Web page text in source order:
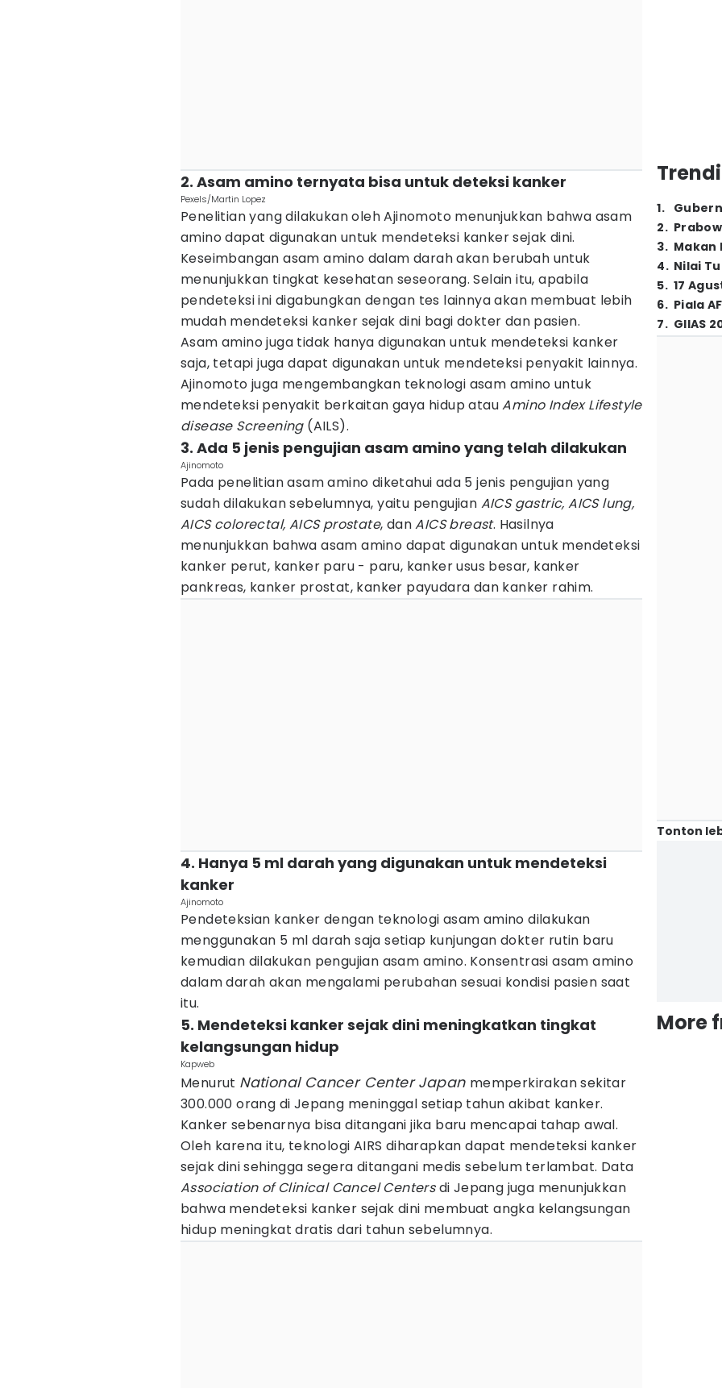
2. Asam amino ternyata bisa untuk deteksi kanker
Pexels/Martin Lopez
Penelitian yang dilakukan oleh Ajinomoto menunjukkan bahwa asam
amino dapat digunakan untuk mendeteksi kanker sejak dini.
Keseimbangan asam amino dalam darah akan berubah untuk
menunjukkan tingkat kesehatan seseorang. Selain itu, apabila
pendeteksi ini digabungkan dengan tes lainnya akan membuat lebih
mudah mendeteksi kanker sejak dini bagi dokter dan pasien.
Asam amino juga tidak hanya digunakan untuk mendeteksi kanker
saja, tetapi juga dapat digunakan untuk mendeteksi penyakit lainnya.
Ajinomoto juga mengembangkan teknologi asam amino untuk
mendeteksi penyakit berkaitan gaya hidup atauAmino Index Lifestyle
disease Screening(AILS).
3. Ada 5 jenis pengujian asam amino yang telah dilakukan
Ajinomoto
Pada penelitian asam amino diketahui ada 5 jenis pengujian yang
sudah dilakukan sebelumnya, yaitu pengujian AICS gastric, AICS lung,
AICS colorectal, AICS prostate, danAICS breast. Hasilnya
menunjukkan bahwa asam amino dapat digunakan untuk mendeteksi
kanker perut, kanker paru - paru, kanker usus besar, kanker
pankreas, kanker prostat, kanker payudara dan kanker rahim.
4. Hanya 5 ml darah yang digunakan untuk mendeteksi
kanker
Ajinomoto
Pendeteksian kanker dengan teknologi asam amino dilakukan
menggunakan 5 ml darah saja setiap kunjungan dokter rutin baru
kemudian dilakukan pengujian asam amino. Konsentrasi asam amino
dalam darah akan mengalami perubahan sesuai kondisi pasien saat
itu.
5. Mendeteksi kanker sejak dini meningkatkan tingkat
kelangsungan hidup
Kapweb
Menurut National Cancer Center Japan memperkirakan sekitar
300.000 orang di Jepang meninggal setiap tahun akibat kanker.
Kanker sebenarnya bisa ditangani jika baru mencapai tahap awal.
Oleh karena itu, teknologi AIRS diharapkan dapat mendeteksi kanker
sejak dini sehingga segera ditangani medis sebelum terlambat. Data
Association of Clinical Cancel Centersdi Jepang juga menunjukkan
bahwa mendeteksi kanker sejak dini membuat angka kelangsungan
hidup meningkat dratis dari tahun sebelumnya.
1.
2.
3. Makan
4. Nilai
5. 17
6. Piala
7. GIIAS
Tonton
More